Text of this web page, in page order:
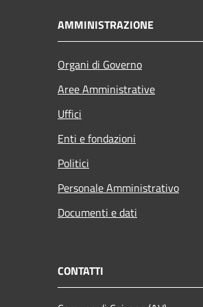
AMMINISTRAZIONE
Organi di Governo
Aree Amministrative
Uffici
Enti e fondazioni
Politici
Personale Amministrativo
Documenti e dati
CONTATTI